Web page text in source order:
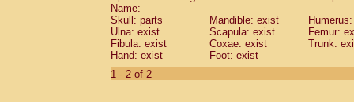
Cebidae
Cebidae Cebus nigrivittatus
Cebidae Cebusspp.(0)
Cebidae Saimiri boliviensis
CebidaeSaimiri sciureus(0)
AtelidaeAlouatta caraya(0)
Name:
Skull: parts
Mandible: exist
Ulna: exist
Scapula: exist
Femur:
Fibula: exist
Coxae: exist
Trunk:
Hand: exist
Foot: exist
1 - 2 of 2